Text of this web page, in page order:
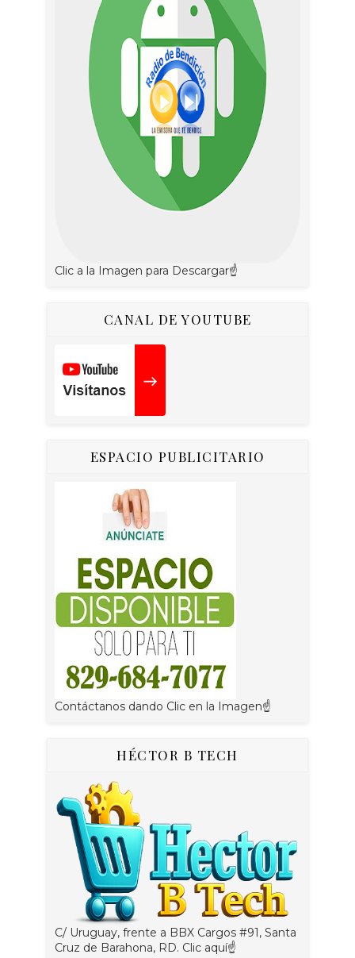
Clic a la Imagen para Descargar☝
CANAL DE YOUTUBE
ESPACIO PUBLICITARIO
Contáctanos dando Clic en la Imagen☝
HÉCTOR B TECH
C/ Uruguay, frente a BBX Cargos #91, Santa
Cruz de Barahona, RD. Clic aquí☝